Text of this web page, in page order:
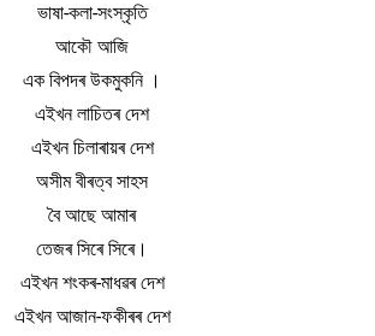
ভাষা-কলা-সংস্কৃতি
আকৌ আজি
এক বিপদৰ উকমুকনি ।
এইখন লাচিতৰ দেশ
এইখন চিলাৰায়ৰ দেশ
অসীম বীৰত্ব সাহস
বৈ আছে আমাৰ
তেজৰ সিৰে সিৰে।
এইখন শংকৰ-মাধৱৰ দেশ
এইখন আজান-ফকীৰৰ দেশ